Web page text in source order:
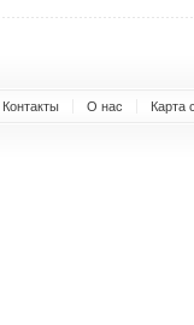
Контакты О нас Карта